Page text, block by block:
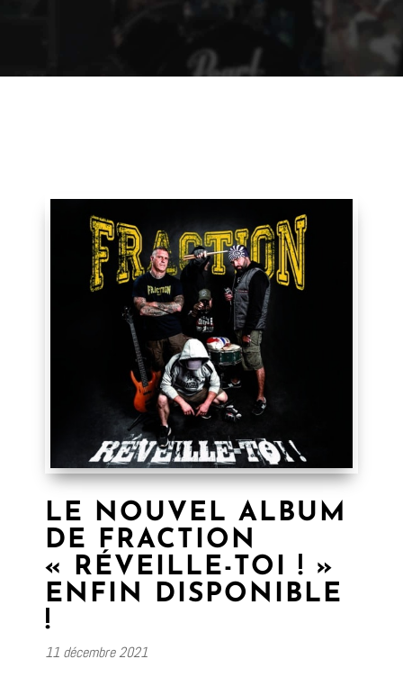
LE NOUVEL ALBUM
DE FRACTION
« RÉVEILLE-TOI ! »
ENFIN DISPONIBLE
!
11 décembre 2021